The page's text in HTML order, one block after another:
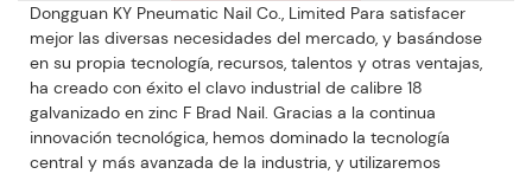
Dongguan KY Pneumatic Nail Co., Limited Para satisfacer
mejor las diversas necesidades del mercado, y basándose
en su propia tecnología, recursos, talentos y otras ventajas,
ha creado con éxito el clavo industrial de calibre 18
galvanizado en zinc F Brad Nail. Gracias a la continua
innovación tecnológica, hemos dominado la tecnología
central y más avanzada de la industria, y utilizaremos